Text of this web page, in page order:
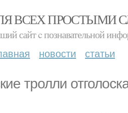
ВСЕХ ПРОСТЫМИ
сайт c познавательной
новости статьи
тролли